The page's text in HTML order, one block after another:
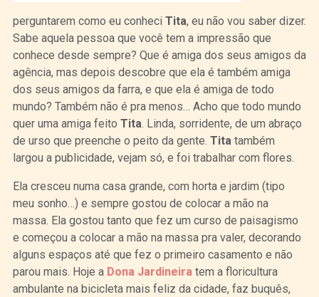
perguntarem como eu conheci Tita, eu não vou saber dizer.
Sabe aquela pessoa que você tem a impressão que
conhece desde sempre? Que é amiga dos seus amigos da
agência, mas depois descobre que ela é também amiga
dos seus amigos da farra, e que ela é amiga de todo
mundo? Também não é pra menos… Acho que todo mundo
quer uma amiga feito Tita. Linda, sorridente, de um abraço
de urso que preenche o peito da gente. Titatambém
largou a publicidade, vejam só, e foi trabalhar com flores.
Ela cresceu numa casa grande, com horta e jardim (tipo
meu sonho…) e sempre gostou de colocar a mão na
massa. Ela gostou tanto que fez um curso de paisagismo
e começou a colocar a mão na massa pra valer, decorando
alguns espaços até que fez o primeiro casamento e não
parou mais. Hoje a Dona Jardineira tem a floricultura
ambulante na bicicleta mais feliz da cidade, faz buquês,